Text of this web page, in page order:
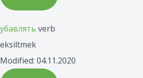
убавлять verb
eksiltmek
Modified: 04.11.2020